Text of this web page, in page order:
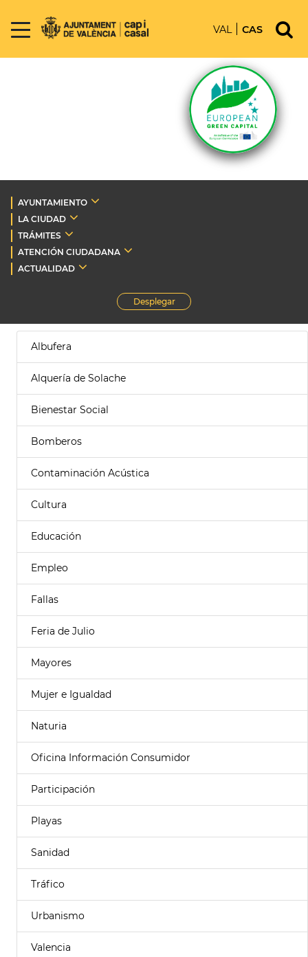
VAL CAS
AYUNTAMIENTO
LA CIUDAD
TRÁMITES
ATENCIÓN CIUDADANA
ACTUALIDAD
Desplegar
Albufera
Alquería de Solache
Bienestar Social
Bomberos
Contaminación Acústica
Cultura
Educación
Empleo
Fallas
Feria de Julio
Mayores
Mujer e Igualdad
Naturia
Oficina Información Consumidor
Participación
Playas
Sanidad
Tráfico
Urbanismo
Valencia